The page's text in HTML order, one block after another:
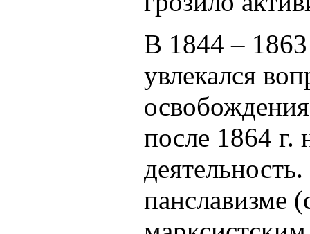
В 1844 –
увлекался
после 1864 г.
панславизме